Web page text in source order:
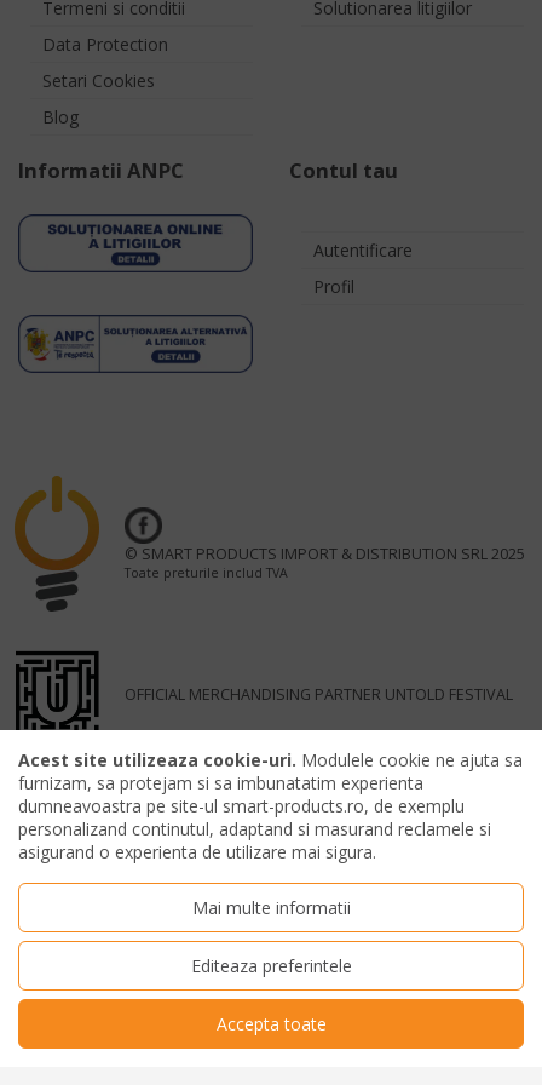
Termeni si conditii
Data Protection
Setari Cookies
Blog
Solutionarea litigiilor
Informatii ANPC Contul tau
Autentificare
Profil
© SMART PRODUCTS IMPORT & DISTRIBUTION SRL 2025
Toate preturile includ TVA
OFFICIAL MERCHANDISING PARTNER UNTOLD FESTIVAL
Acest site utilizeaza cookie-uri. Modulele cookie ne ajuta sa
furnizam, sa protejam si sa imbunatatim experienta
dumneavoastra pe site-ul smart-products.ro, de exemplu
personalizand continutul, adaptand si masurand reclamele si
asigurand o experienta de utilizare mai sigura.
Mai multe informatii
Editeaza preferintele
Accepta toate